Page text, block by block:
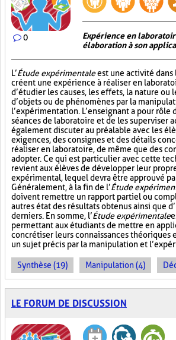
0
Expérience en
élaboration à son
L’Étude expérimentaleest une activité dans
créent une expérience à réaliser en
d’étudier les causes, les effets, la nature ou
d’objets ou de phénomènes par la
l’expérimentation. L’enseignant a pour rôle
séances de laboratoire et de les superviser
également discuter au préalable avec les
exigences, des consignes et des détails
réaliser en laboratoire, de même que des
adopter. Ce qui est particulier avec cette
revient aux élèves de développer leur
expérimental, lequel devra être approuvé
Généralement, à la fin de l’Étude
doivent remettre un rapport partiel ou
autres état des résultats obtenus ainsi que
derniers. En somme, l’Étude expérimentale
permettant aux étudiants de mettre en
concrétiser leurs connaissances théoriques
un sujet précis par la manipulation et
Synthèse (19) Manipulation (4)
LE FORUM DE DISCUSSION